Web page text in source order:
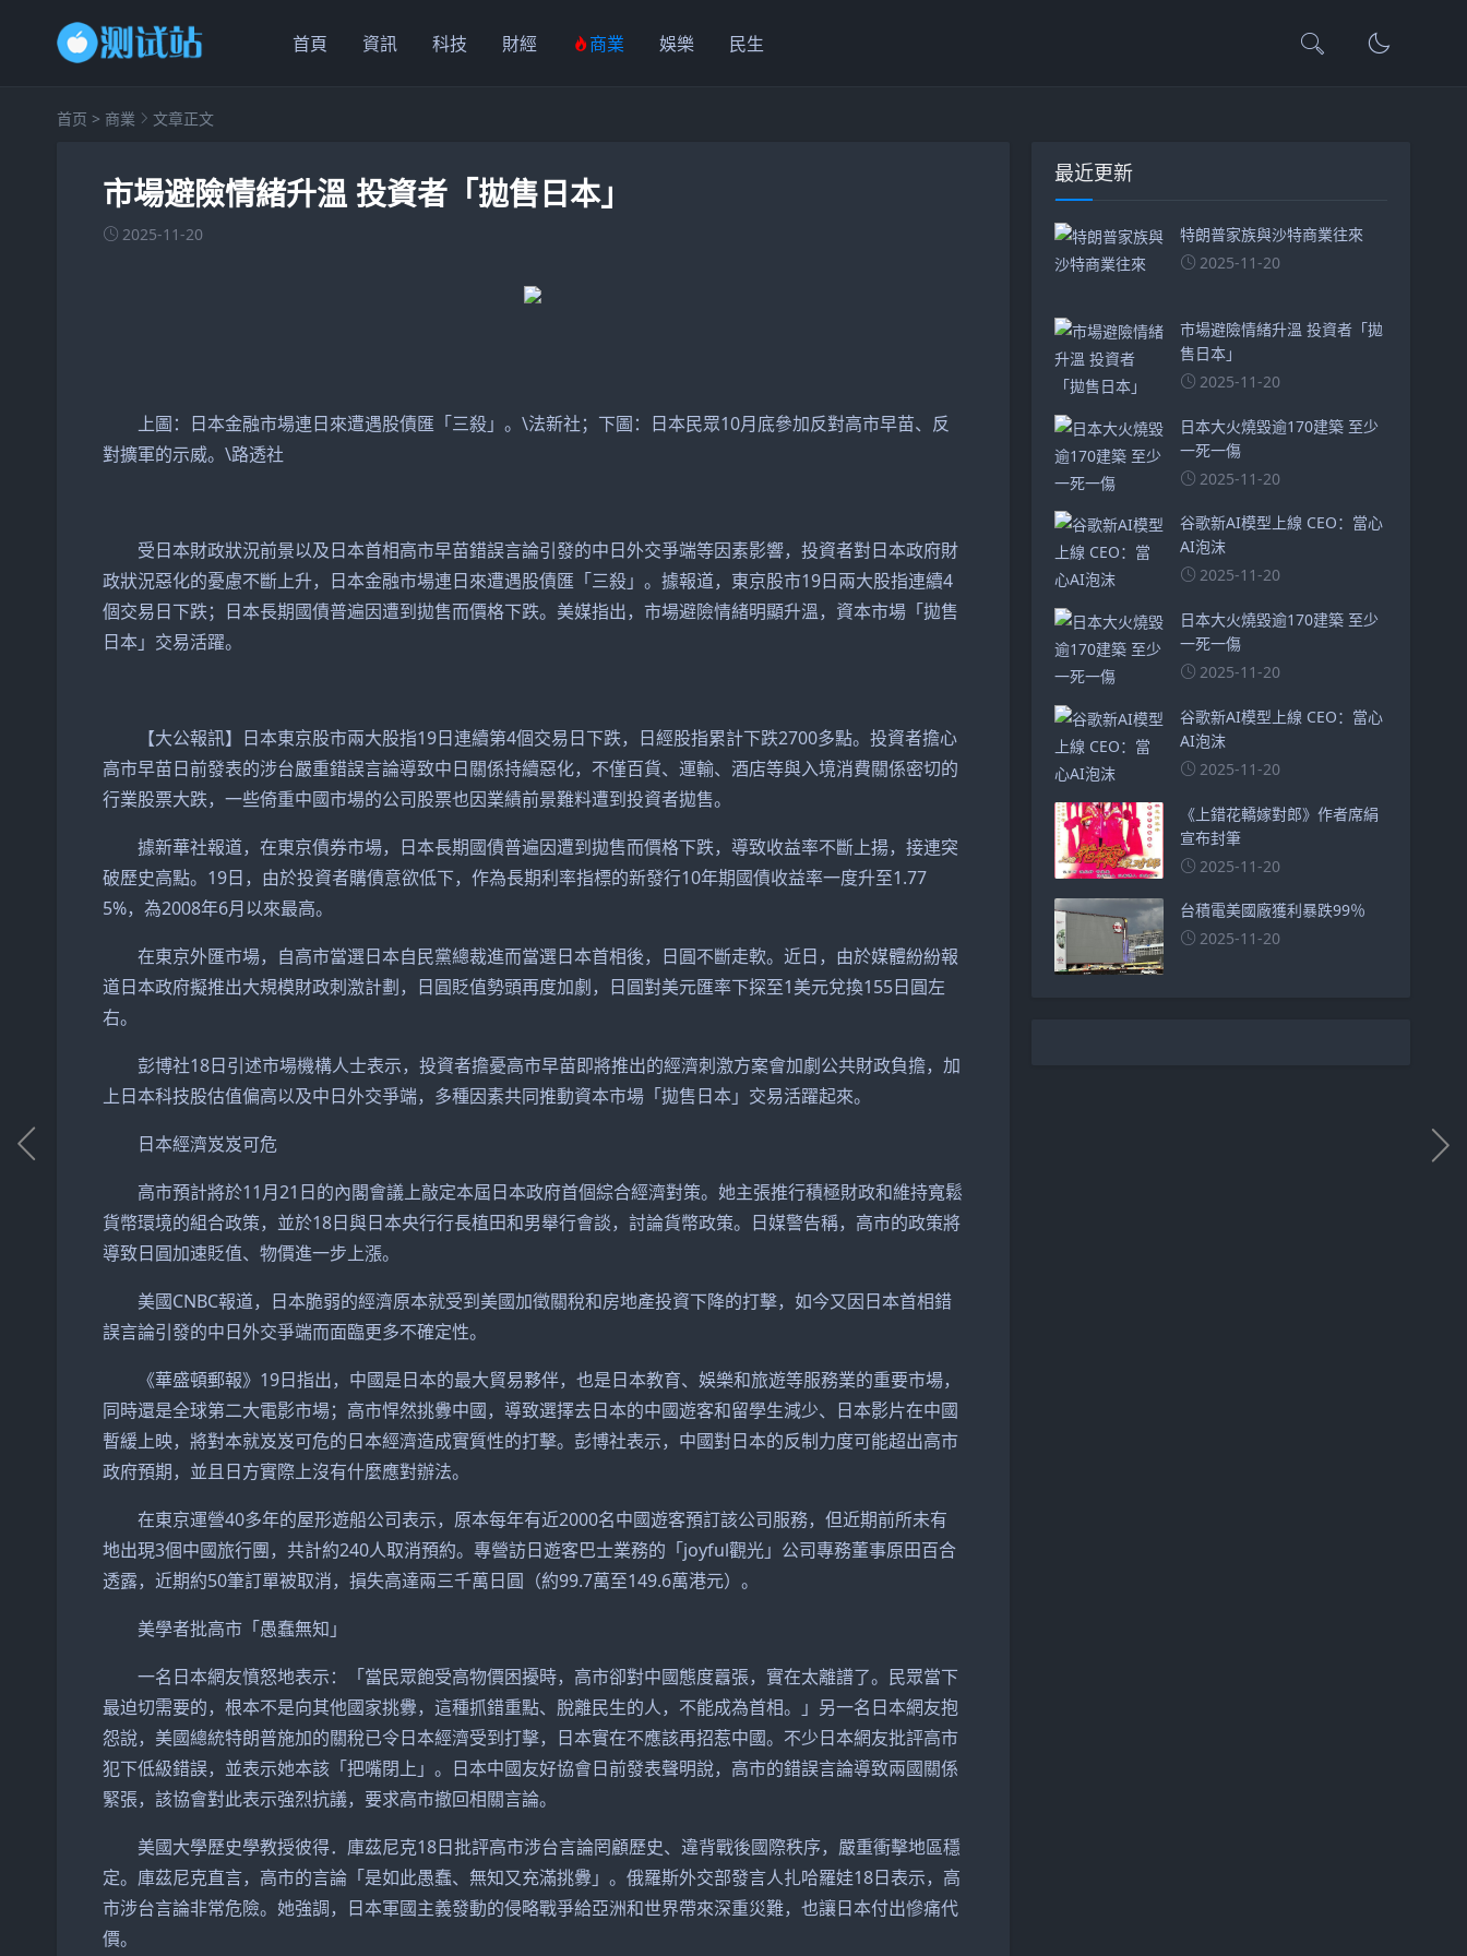
首頁 資訊 科技 財經 商業 娛樂 民生
首页 > 商業 文章正文
市場避險情緒升溫 投資者「拋售日本」
2025-11-20
上圖：日本金融市場連日來遭遇股債匯「三殺」。\法新社；下圖：日本民眾10月底參加反對高市早苗、反
對擴軍的示威。\路透社
受日本財政狀況前景以及日本首相高市早苗錯誤言論引發的中日外交爭端等因素影響，投資者對日本政府財
政狀況惡化的憂慮不斷上升，日本金融市場連日來遭遇股債匯「三殺」。據報道，東京股市19日兩大股指連續4
個交易日下跌；日本長期國債普遍因遭到拋售而價格下跌。美媒指出，市場避險情緒明顯升溫，資本市場「拋售
日本」交易活躍。
【大公報訊】日本東京股市兩大股指19日連續第4個交易日下跌，日經股指累計下跌2700多點。投資者擔心
高市早苗日前發表的涉台嚴重錯誤言論導致中日關係持續惡化，不僅百貨、運輸、酒店等與入境消費關係密切的
行業股票大跌，一些倚重中國市場的公司股票也因業績前景難料遭到投資者拋售。
據新華社報道，在東京債券市場，日本長期國債普遍因遭到拋售而價格下跌，導致收益率不斷上揚，接連突
破歷史高點。19日，由於投資者購債意欲低下，作為長期利率指標的新發行10年期國債收益率一度升至1.77
5%，為2008年6月以來最高。
在東京外匯市場，自高市當選日本自民黨總裁進而當選日本首相後，日圓不斷走軟。近日，由於媒體紛紛報
道日本政府擬推出大規模財政刺激計劃，日圓貶值勢頭再度加劇，日圓對美元匯率下探至1美元兌換155日圓左
右。
彭博社18日引述市場機構人士表示，投資者擔憂高市早苗即將推出的經濟刺激方案會加劇公共財政負擔，加
上日本科技股估值偏高以及中日外交爭端，多種因素共同推動資本市場「拋售日本」交易活躍起來。
日本經濟岌岌可危
高市預計將於11月21日的內閣會議上敲定本屆日本政府首個綜合經濟對策。她主張推行積極財政和維持寬鬆
貨幣環境的組合政策，並於18日與日本央行行長植田和男舉行會談，討論貨幣政策。日媒警告稱，高市的政策將
導致日圓加速貶值、物價進一步上漲。
美國CNBC報道，日本脆弱的經濟原本就受到美國加徵關稅和房地產投資下降的打擊，如今又因日本首相錯
誤言論引發的中日外交爭端而面臨更多不確定性。
《華盛頓郵報》19日指出，中國是日本的最大貿易夥伴，也是日本教育、娛樂和旅遊等服務業的重要市場，
同時還是全球第二大電影市場；高市悍然挑釁中國，導致選擇去日本的中國遊客和留學生減少、日本影片在中國
暫緩上映，將對本就岌岌可危的日本經濟造成實質性的打擊。彭博社表示，中國對日本的反制力度可能超出高市
政府預期，並且日方實際上沒有什麼應對辦法。
在東京運營40多年的屋形遊船公司表示，原本每年有近2000名中國遊客預訂該公司服務，但近期前所未有
地出現3個中國旅行團，共計約240人取消預約。專營訪日遊客巴士業務的「joyful觀光」公司專務董事原田百合
透露，近期約50筆訂單被取消，損失高達兩三千萬日圓（約99.7萬至149.6萬港元）。
美學者批高市「愚蠢無知」
一名日本網友憤怒地表示：「當民眾飽受高物價困擾時，高市卻對中國態度囂張，實在太離譜了。民眾當下
最迫切需要的，根本不是向其他國家挑釁，這種抓錯重點、脫離民生的人，不能成為首相。」另一名日本網友抱
怨說，美國總統特朗普施加的關稅已令日本經濟受到打擊，日本實在不應該再招惹中國。不少日本網友批評高市
犯下低級錯誤，並表示她本該「把嘴閉上」。日本中國友好協會日前發表聲明說，高市的錯誤言論導致兩國關係
緊張，該協會對此表示強烈抗議，要求高市撤回相關言論。
美國大學歷史學教授彼得．庫茲尼克18日批評高市涉台言論罔顧歷史、違背戰後國際秩序，嚴重衝擊地區穩
定。庫茲尼克直言，高市的言論「是如此愚蠢、無知又充滿挑釁」。俄羅斯外交部發言人扎哈羅娃18日表示，高
市涉台言論非常危險。她強調，日本軍國主義發動的侵略戰爭給亞洲和世界帶來深重災難，也讓日本付出慘痛代
價。
最近更新
特朗普家族與沙特商業往來
2025-11-20
市場避險情緒升溫 投資者「拋
售日本」
2025-11-20
日本大火燒毀逾170建築 至少
一死一傷
2025-11-20
谷歌新AI模型上線 CEO：當心
AI泡沫
2025-11-20
日本大火燒毀逾170建築 至少
一死一傷
2025-11-20
谷歌新AI模型上線 CEO：當心
AI泡沫
2025-11-20
《上錯花轎嫁對郎》作者席絹
宣布封筆
2025-11-20
台積電美國廠獲利暴跌99％
2025-11-20